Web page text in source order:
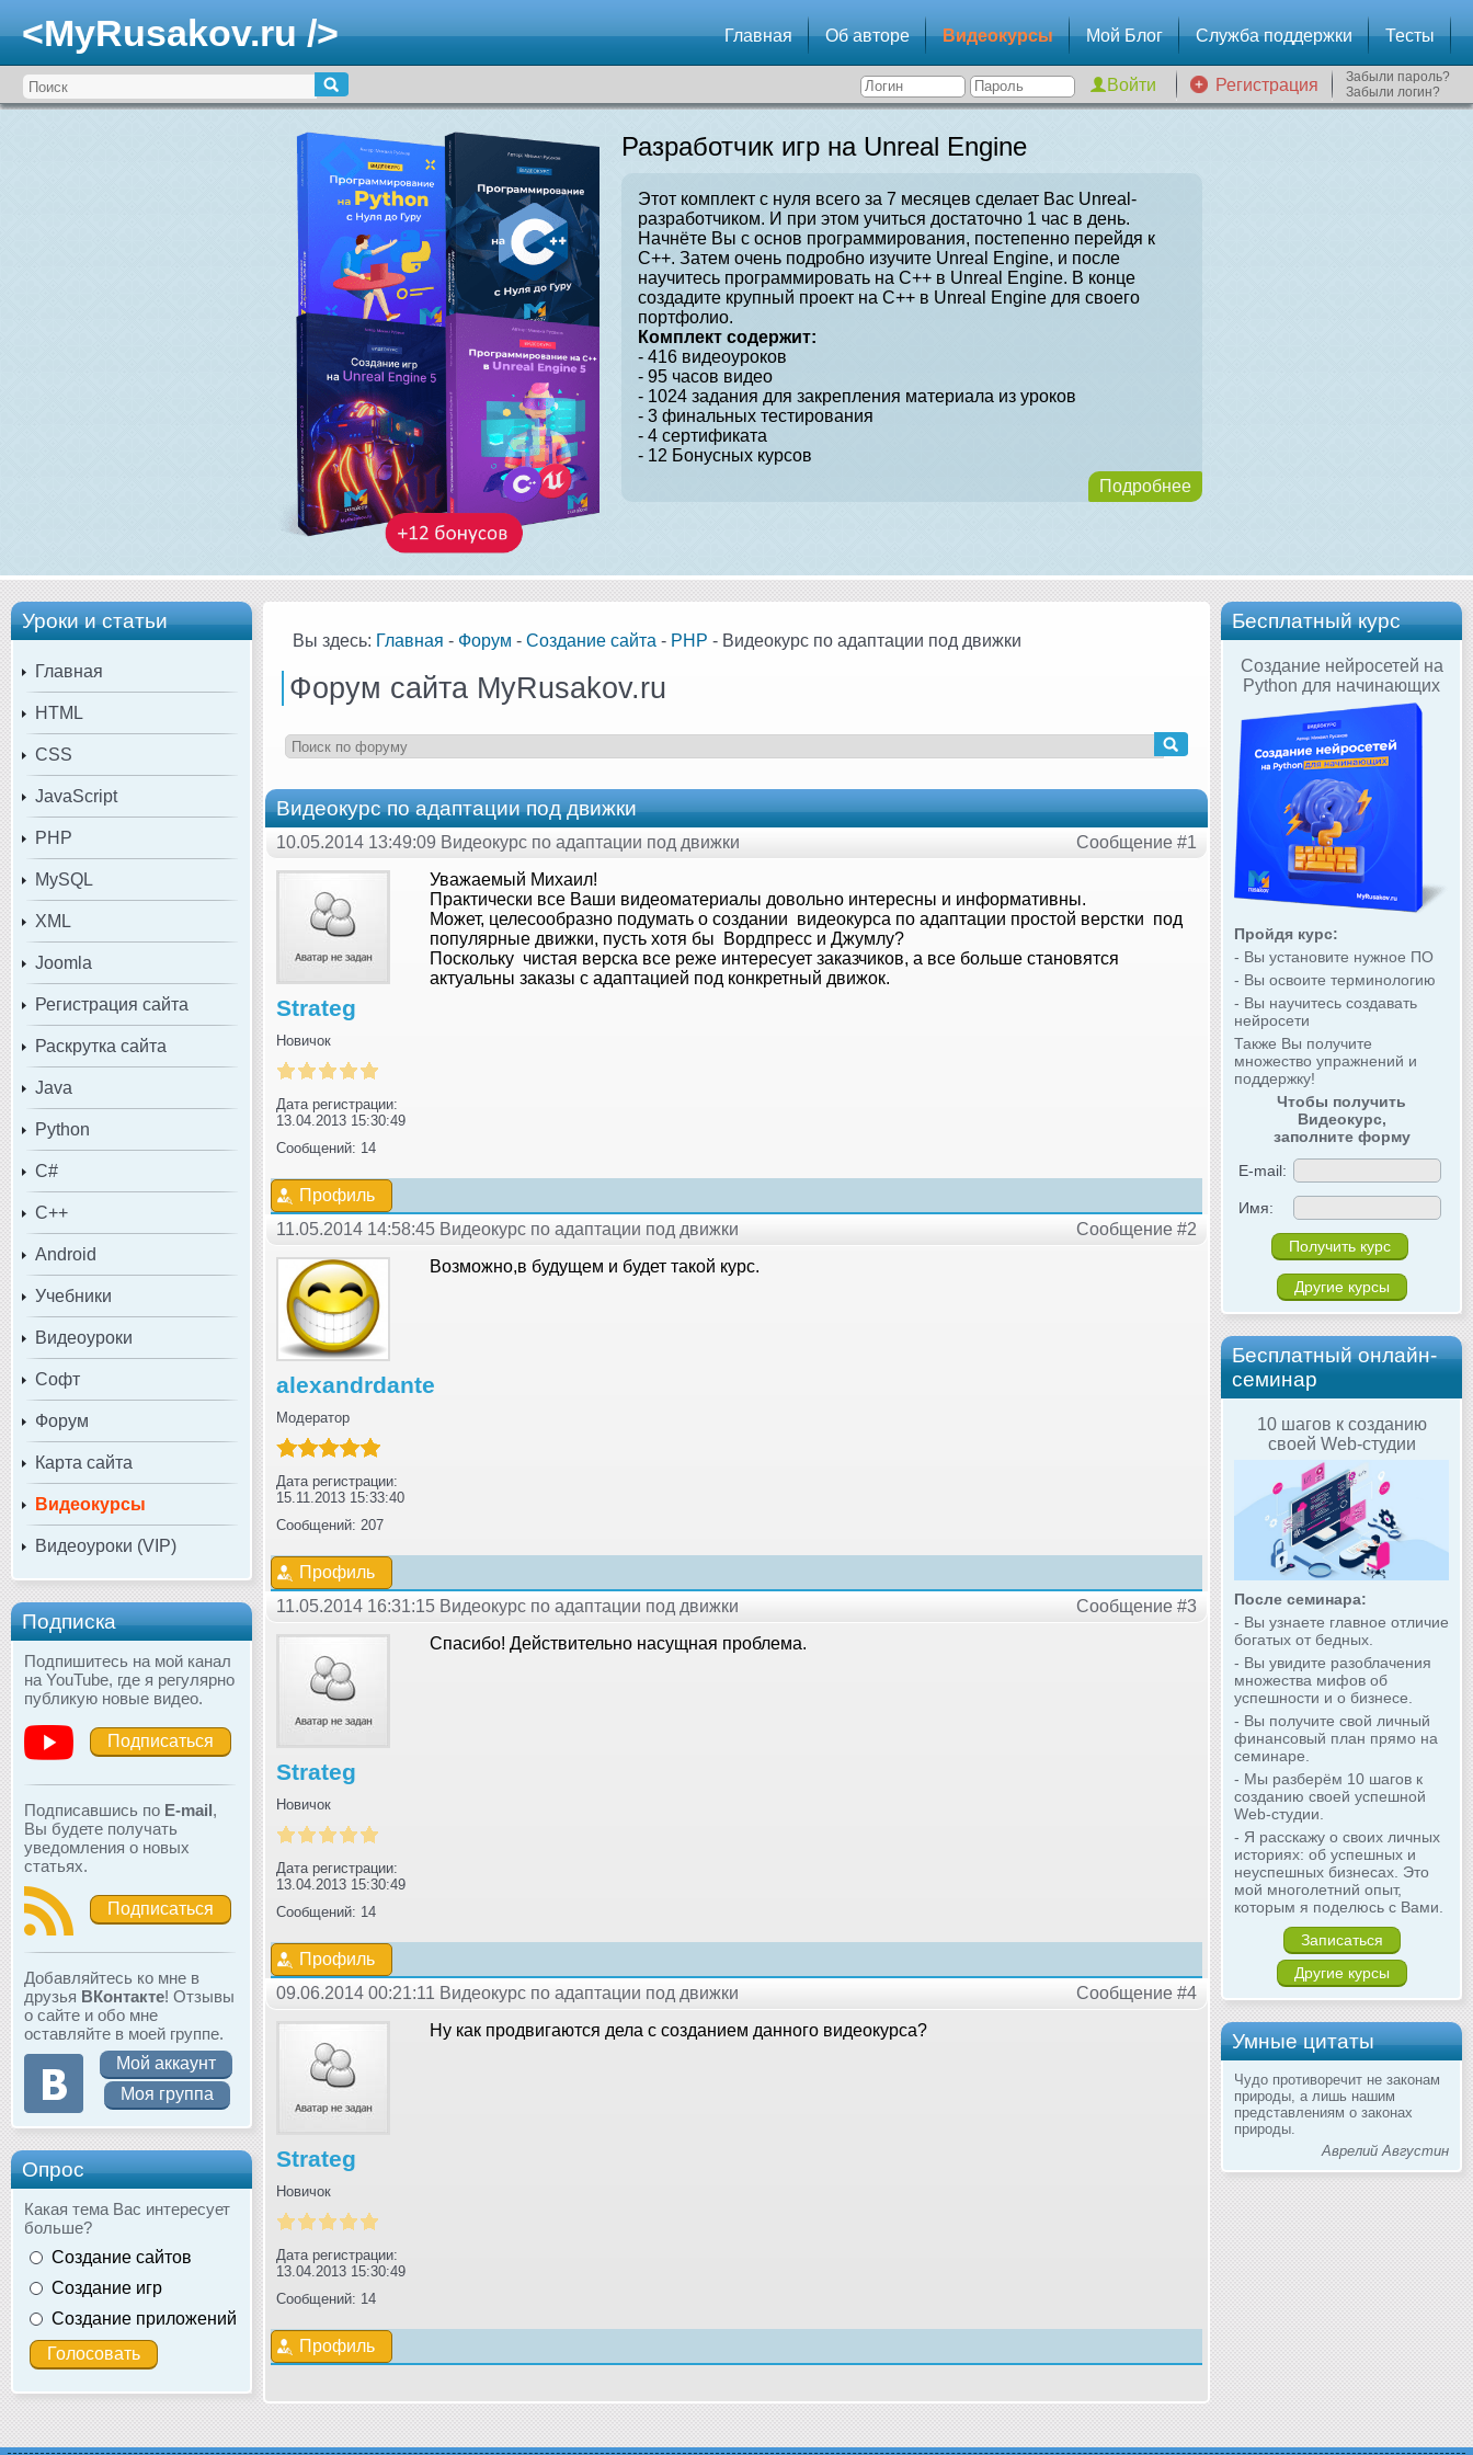
<MyRusakov.ru /> Главная Об авторе Видеокурсы Мой Блог Служба поддержки Тесты
Регистрация
Забыли пароль?
Забыли логин?
Разработчик игр на Unreal Engine
Этот комплект с нуля всего за 7 месяцев сделает Вас Unreal-
разработчиком. И при этом учиться достаточно 1 час в день.
Начнёте Вы с основ программирования, постепенно перейдя к
C++. Затем очень подробно изучите Unreal Engine, и после
научитесь программировать на C++ в Unreal Engine. В конце
создадите крупный проект на C++ в Unreal Engine для своего
портфолио.
Комплект содержит:
- 416 видеоуроков
- 95 часов видео
- 1024 задания для закрепления материала из уроков
- 3 финальных тестирования
- 4 сертификата
- 12 Бонусных курсов
Подробнее
Уроки и статьи
Главная
HTML
CSS
JavaScript
PHP
MySQL
XML
Joomla
Регистрация сайта
Раскрутка сайта
Java
Python
C#
C++
Android
Учебники
Видеоуроки
Софт
Форум
Карта сайта
Видеокурсы
Видеоуроки (VIP)
Подписка
Подпишитесь на мой канал
на YouTube, где я регулярно
публикую новые видео.
Подписаться
Подписавшись по E-mail,
Вы будете получать
уведомления о новых
статьях.
Подписаться
Добавляйтесь ко мне в
друзья ВКонтакте! Отзывы
о сайте и обо мне
оставляйте в моей группе.
Мой аккаунт
Моя группа
Опрос
Какая тема Вас интересует
больше?
Создание сайтов
Создание игр
Создание приложений
Бесплатный курс
Создание нейросетей на
Python для начинающих
Пройдя курс:
- Вы установите нужное ПО
- Вы освоите терминологию
- Вы научитесь создавать
нейросети
Также Вы получите
множество упражнений и
поддержку!
Чтобы получить
Видеокурс,
заполните форму
E-mail:
Имя:
Другие курсы
Бесплатный онлайн-
семинар
10 шагов к созданию
своей Web-студии
После семинара:
- Вы узнаете главное отличие
богатых от бедных.
- Вы увидите разоблачения
множества мифов об
успешности и о бизнесе.
- Вы получите свой личный
финансовый план прямо на
семинаре.
- Мы разберём 10 шагов к
созданию своей успешной
Web-студии.
- Я расскажу о своих личных
историях: об успешных и
неуспешных бизнесах. Это
мой многолетний опыт,
которым я поделюсь с Вами.
Записаться
Другие курсы
Умные цитаты
Чудо противоречит не законам
природы, а лишь нашим
представлениям о законах
природы.
Аврелий Августин
Вы здесь: Главная - Форум - Создание сайта - PHP - Видеокурс по адаптации под движки
Форум сайта MyRusakov.ru
Видеокурс по адаптации под движки
10.05.2014 13:49:09 Видеокурс по адаптации под движки Сообщение #1
Strateg
Новичок
Дата регистрации:
13.04.2013 15:30:49
Сообщений: 14
Уважаемый Михаил!
Практически все Ваши видеоматериалы довольно интересны и информативны.
Может, целесообразно подумать о создании видеокурса по адаптации простой верстки под
популярные движки, пусть хотя бы Вордпресс и Джумлу?
Поскольку чистая верска все реже интересует заказчиков, а все больше становятся
актуальны заказы с адаптацией под конкретный движок.
Профиль
11.05.2014 14:58:45 Видеокурс по адаптации под движки
Сообщение #2
alexandrdante
Модератор
Дата регистрации:
15.11.2013 15:33:40
Сообщений: 207
Возможно,в будущем и будет такой курс.
Профиль
11.05.2014 16:31:15 Видеокурс по адаптации под движки
Сообщение #3
Strateg
Новичок
Дата регистрации:
13.04.2013 15:30:49
Сообщений: 14
Спасибо! Действительно насущная проблема.
Профиль
09.06.2014 00:21:11 Видеокурс по адаптации под движки
Сообщение #4
Strateg
Новичок
Дата регистрации:
13.04.2013 15:30:49
Сообщений: 14
Ну как продвигаются дела с созданием данного видеокурса?
Профиль